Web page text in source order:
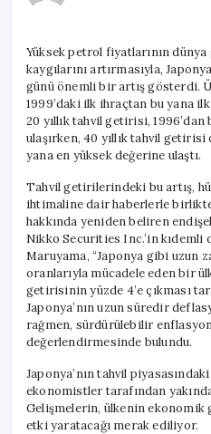
Yüksek petrol fiyatlarının
kaygılarını artırmasıyla,
günü önemli bir artış gösterdi.
1999’daki ilk ihraçtan bu yana
20 yıllık tahvil getirisi,
ulaşırken, 40 yıllık tahvil
yana en yüksek değerine ulaştı.
Tahvil getirilerindeki bu artış,
ihtimaline dair haberlerle
hakkında yeniden beliren
Nikko Securities Inc.’in
Maruyama, “Japonya gibi uzun
oranlarıyla mücadele eden bir
getirisinin yüzde 4’e çıkması
Japonya’nın uzun süredir
rağmen, sürdürülebilir enflasyon
değerlendirmesinde bulundu.
Japonya’nın tahvil
ekonomistler tarafından
Gelişmelerin, ülkenin ekonomik
etki yaratacağı merak ediliyor.